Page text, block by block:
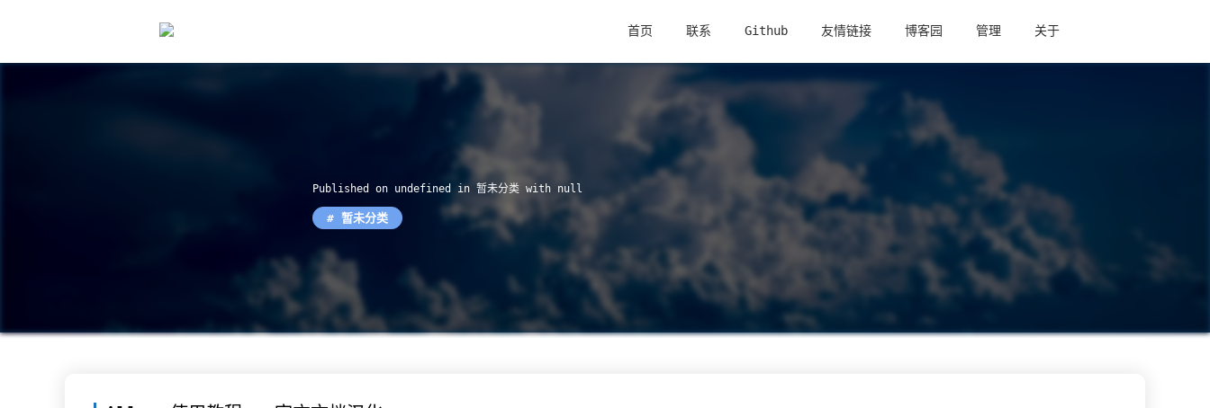
首页 联系 Github 友情链接 博客园 管理 关于
Published on undefined in 暂未分类 with null
暂未分类